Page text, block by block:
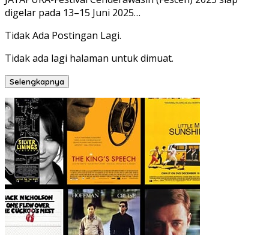
digelar pada 13–15 Juni 2025…
Tidak Ada Postingan Lagi.
Tidak ada lagi halaman untuk dimuat.
Selengkapnya